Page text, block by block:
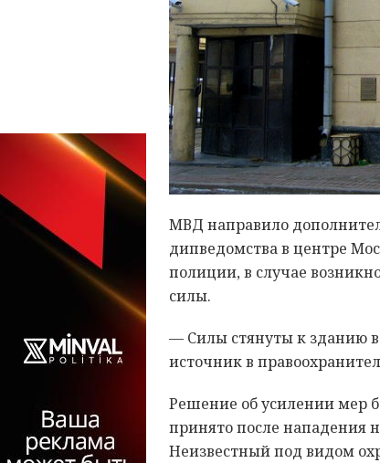
МВД направило
дипведомства в центре
полиции, в случае
силы.
— Силы стянуты к зданию
источник в
Решение об усилении мер
принято после нападения
Неизвестный под видом